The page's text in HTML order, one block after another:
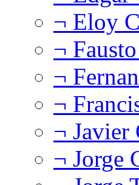
¬ Eloy
¬
¬
¬
¬ Javier
¬ Jorge